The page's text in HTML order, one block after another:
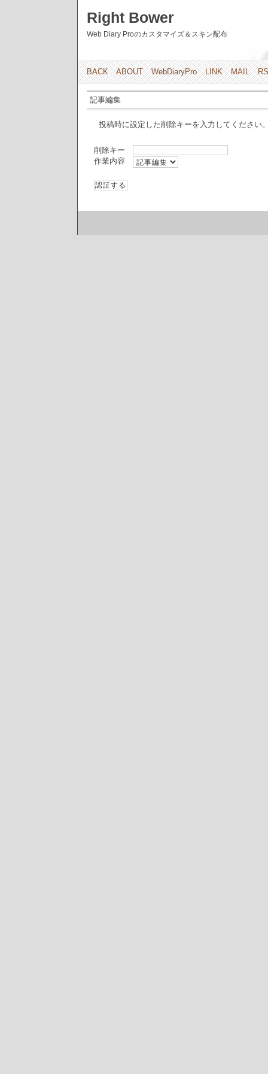
Right Bower
Web Diary Proのカスタマイズ＆スキン配布
BACK ABOUT WebDiaryPro LINK MAIL
記事編集
投稿時に設定した削除キーを入力してください
削除キー
作業内容